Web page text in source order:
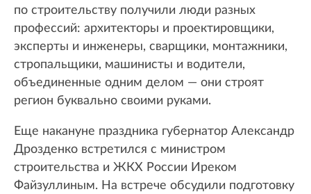
по строительству получили люди разных
профессий: архитекторы и проектировщики,
эксперты и инженеры, сварщики, монтажники,
стропальщики, машинисты и водители,
объединенные одним делом — они строят
регион буквально своими руками.
Еще накануне праздника губернатор Александр
Дрозденко встретился с министром
строительства и ЖКХ России Иреком
Файзуллиным. На встрече обсудили подготовку